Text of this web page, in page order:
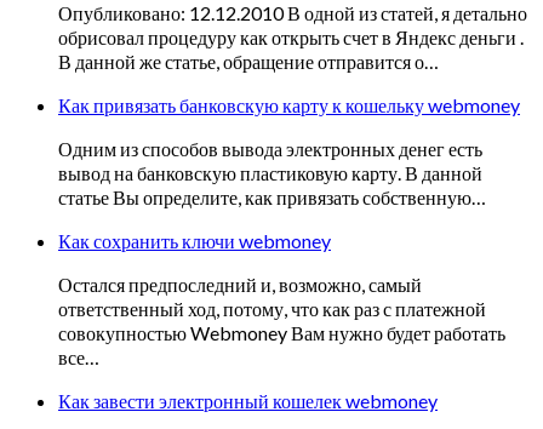
Опубликовано: 12.12.2010 В одной из статей, я детально
обрисовал процедуру как открыть счет в Яндекс деньги .
В данной же статье, обращение отправится о…
Как привязать банковскую карту к кошельку webmoney
Одним из способов вывода электронных денег есть
вывод на банковскую пластиковую карту. В данной
статье Вы определите, как привязать собственную…
Как сохранить ключи webmoney
Остался предпоследний и, возможно, самый
ответственный ход, потому, что как раз с платежной
совокупностью Webmoney Вам нужно будет работать
все…
Как завести электронный кошелек webmoney